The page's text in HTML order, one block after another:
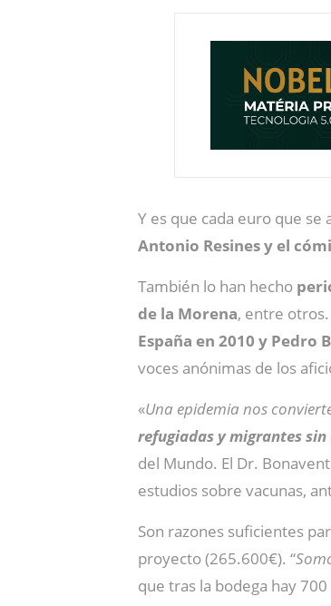
Y es que cada euro que
Antonio Resines y el
También lo han hecho
de la Morena, entre
España en 2010 y
voces anónimas de los
«Una epidemia nos
refugiadas y migrantes
del Mundo. El Dr.
estudios sobre vacunas,
Son razones suficientes
proyecto (265.600€). “
que tras la bodega hay